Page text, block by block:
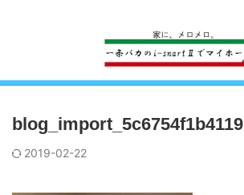
blog_import_5c6754f1b4119
2019-02-22